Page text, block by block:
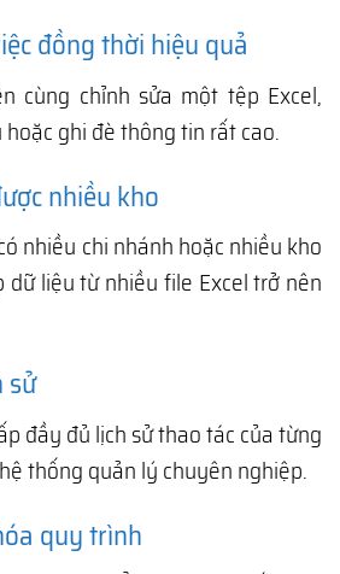
đồng thời hiệu quả
cùng chỉnh sửa một tệp Excel,
ghi đè thông tin rất cao.
nhiều kho
nhiều chi nhánh hoặc nhiều kho
dữ liệu từ nhiều file Excel trở nên
sử
đầy đủ lịch sử thao tác của từng
thống quản lý chuyên nghiệp.
quy trình